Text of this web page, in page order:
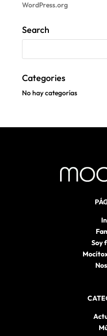
WordPress.org
Search
Categories
No hay categorías
Soy